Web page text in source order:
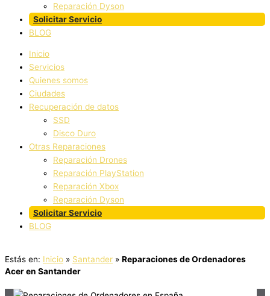
Reparación Dyson
Solicitar Servicio
BLOG
Inicio
Servicios
Quienes somos
Ciudades
Recuperación de datos
SSD
Disco Duro
Otras Reparaciones
Reparación Drones
Reparación PlayStation
Reparación Xbox
Reparación Dyson
Solicitar Servicio
BLOG
Estás en: Inicio » Santander » Reparaciones de Ordenadores
Acer en Santander